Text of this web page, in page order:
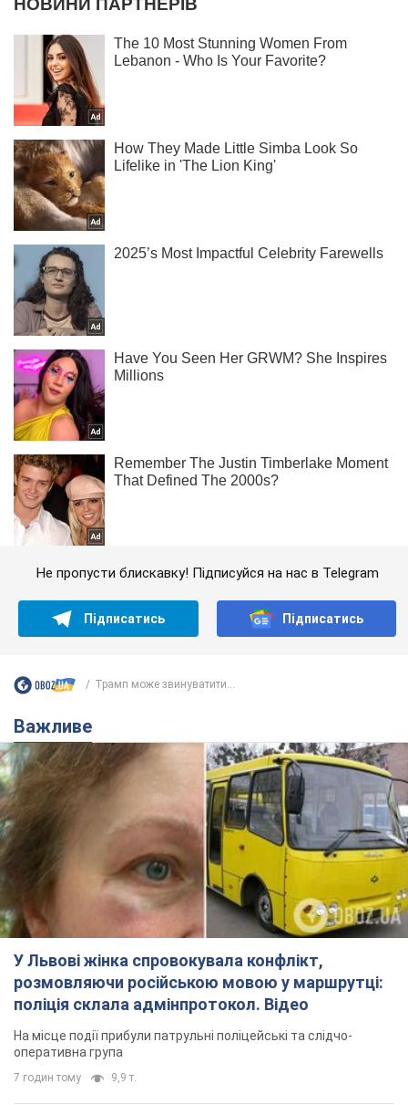
Не пропусти блискавку! Підписуйся на нас в Telegram
Підписатись Підписатись
Трамп може звинуватити...
Важливе
У Львові жінка спровокувала конфлікт,
розмовляючи російською мовою у маршрутці:
поліція склала адмінпротокол. Відео
На місце події прибули патрульні поліцейські та слідчо-
оперативна група
7 годин тому 9,9 т.